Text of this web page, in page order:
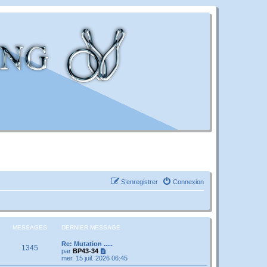
Connexion
S’enregistrer
MESSAGES DERNIER MESSAGE
1345
Re: Mutation .....
par BP43-34
o
i
mer. 15 juil. 2026 06:45